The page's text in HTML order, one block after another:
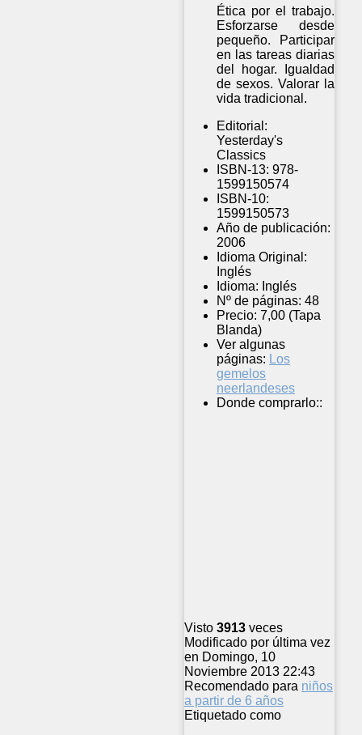
Ética por el trabajo.
Esforzarse desde
pequeño. Participar
en las tareas diarias
del hogar. Igualdad
de sexos. Valorar la
vida tradicional.
Editorial:
Yesterday's
Classics
ISBN-13: 978-
1599150574
ISBN-10:
1599150573
Año de publicación:
2006
Idioma Original:
Inglés
Idioma: Inglés
Nº de páginas: 48
Precio: 7,00 (Tapa
Blanda)
Ver algunas
páginas: Los
gemelos
neerlandeses
Donde comprarlo::
Visto 3913 veces
Modificado por última vez
en Domingo, 10
Noviembre 2013 22:43
Recomendado para niños
a partir de 6 años
Etiquetado como